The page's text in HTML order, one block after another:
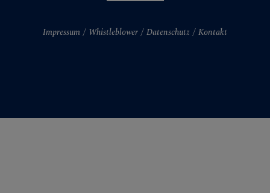
Impressum Whistleblower Datenschutz Kontakt